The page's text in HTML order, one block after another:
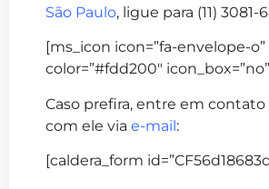
São Paulo, ligue para (11) 3081-
[ms_icon icon=”fa-envelope-o”
color=”#fdd200″ icon_box=”no”
Caso prefira, entre em
com ele via e-mail:
[caldera_form